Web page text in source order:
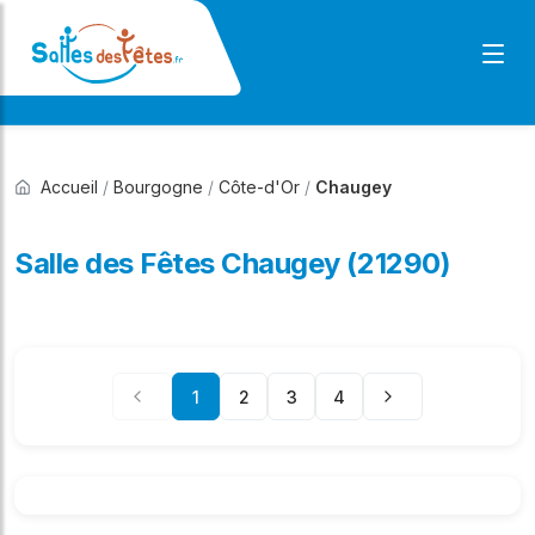
Accueil / Bourgogne / Côte-d'Or / Chaugey
Salle des Fêtes Chaugey (21290)
1 2 3 4